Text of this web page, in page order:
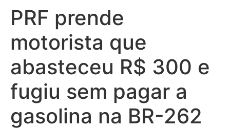
PRF prende
motorista que
abasteceu R$ 300 e
fugiu sem pagar a
gasolina na BR-262